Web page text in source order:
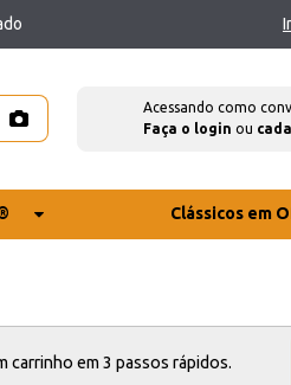
Acessando como
Faça o login ou
Clássicos em
carrinho em 3 passos rápidos.